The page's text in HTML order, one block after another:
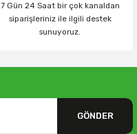
7 Gün 24 Saat bir çok kanaldan
siparişleriniz ile ilgili destek
sunuyoruz.
GÖNDER